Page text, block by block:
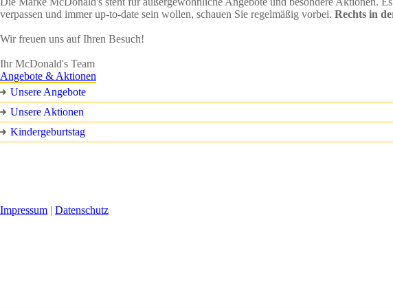
verpassen und immer up-to-date sein wollen, schauen Sie regelmäßig vorbei. Rechts in
Wir freuen uns auf Ihren Besuch!
Ihr McDonald's Team
Angebote & Aktionen
Unsere Angebote
Unsere Aktionen
Kindergeburtstag
Impressum | Datenschutz